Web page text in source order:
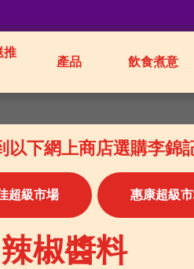
推
產品 飲食煮意
以下網上商店選購李錦
超級市場 惠康超級
椒醬料